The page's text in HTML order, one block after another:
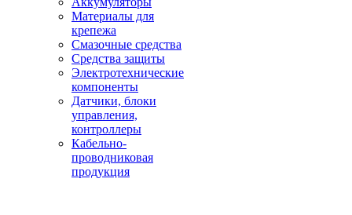
Материалы для
крепежа
Смазочные средства
Средства защиты
Электротехнические
компоненты
Датчики, блоки
управления,
контроллеры
Кабельно-
проводниковая
продукция